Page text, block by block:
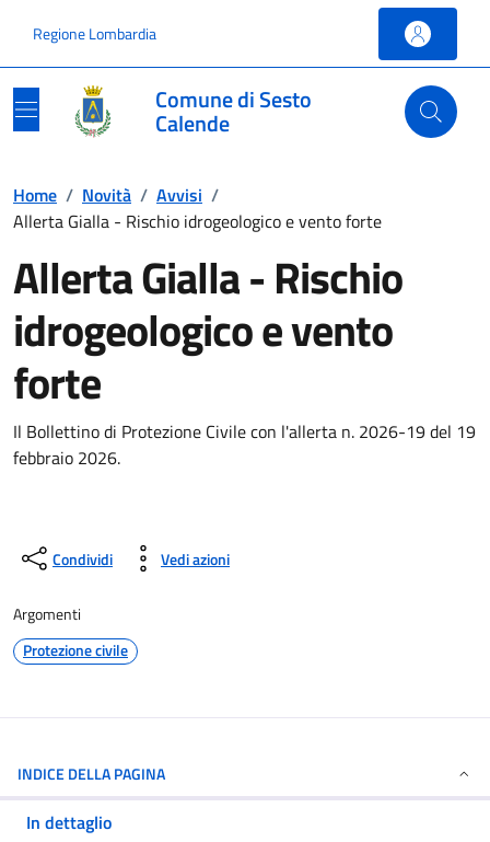
Regione Lombardia
Comune di Sesto
Calende
Home / Novità / Avvisi /
Allerta Gialla - Rischio idrogeologico e vento forte
Allerta Gialla - Rischio
idrogeologico e vento
forte
Il Bollettino di Protezione Civile con l'allerta n. 2026-19 del 19
febbraio 2026.
Condividi Vedi azioni
Argomenti
Protezione civile
INDICE DELLA PAGINA
In dettaglio